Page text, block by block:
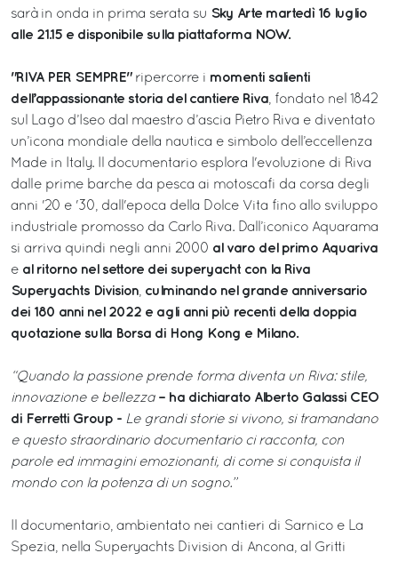
sarà in onda in prima serata su Sky Arte martedì 16 luglio
alle 21.15 e disponibile sulla piattaforma NOW.
"RIVA PER SEMPRE" ripercorre i momenti salienti
dell’appassionante storia del cantiere Riva , fondato nel 1842
sul Lago d’Iseo dal maestro d’ascia Pietro Riva e diventato
un’icona mondiale della nautica e simbolo dell’eccellenza
Made in Italy. Il documentario esplora l'evoluzione di Riva
dalle prime barche da pesca ai motoscafi da corsa degli
anni '20 e '30, dall'epoca della Dolce Vita fino allo sviluppo
industriale promosso da Carlo Riva. Dall’iconico Aquarama
si arriva quindi negli anni 2000 al varo del primo Aquariva
e al ritorno nel settore dei superyacht con la Riva
Superyachts Division culminando nel grande anniversario
dei 180 anni nel 2022 e agli anni più recenti della doppia
quotazione sulla Borsa di Hong Kong e Milano.
“Quando la passione prende forma diventa un Riva: stile,
innovazione e bellezza – ha dichiarato Alberto Galassi CEO
di Ferretti Group - Le grandi storie si vivono, si tramandano
e questo straordinario documentario ci racconta, con
parole ed immagini emozionanti, di come si conquista il
mondo con la potenza di un sogno.”
Il documentario, ambientato nei cantieri di Sarnico e La
Spezia, nella Superyachts Division di Ancona, al Gritti